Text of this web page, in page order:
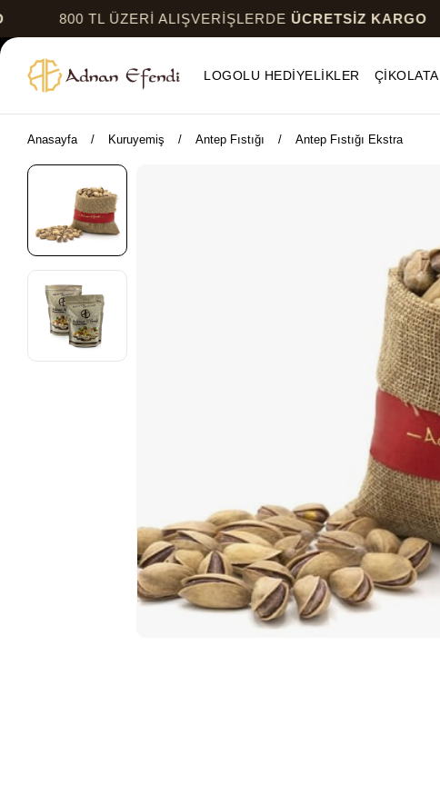
800 TL ÜZERİ ALIŞVERİŞLERDEÜCRETSİZ KARGO
LOGOLU HEDİYELİKLER ÇİKOLATA
Anasayfa Kuruyemiş Antep Fıstığı Antep Fıstığı Ekstra